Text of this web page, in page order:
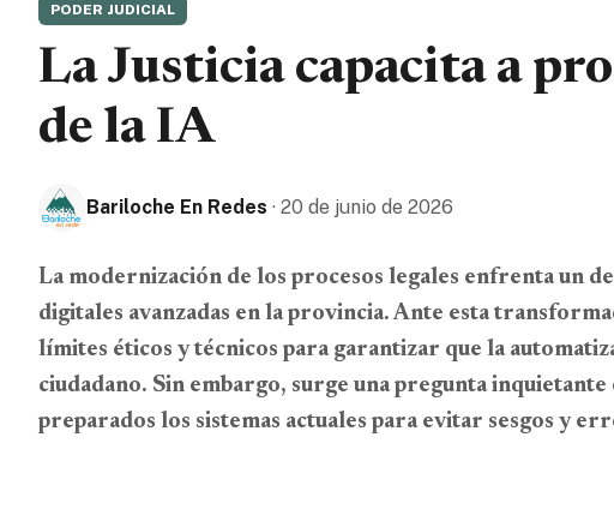
PODER JUDICIAL
La Justicia capacita a
de la IA
Bariloche En Redes · 20 de junio de 2026
La modernización de los procesos legales enfrenta un
digitales avanzadas en la provincia. Ante esta
límites éticos y técnicos para garantizar que la
ciudadano. Sin embargo, surge una pregunta
preparados los sistemas actuales para evitar sesgos y